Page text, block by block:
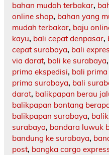
bahan mudah terbakar,
online shop, bahan yang
mudah terbakar, baju
kayu, bali cepat denpasar,
cepat surabaya, bali
via darat, bali ke surabaya,
prima ekspedisi, bali
prima surabaya, bali
darat, balikpapan berau
balikpapan bontang
balikpapan surabaya,
surabaya, bandara luwuk
bandung ke surabaya,
post, bangka cargo